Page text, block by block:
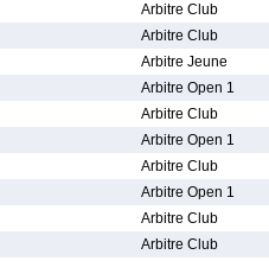
Arbitre Club
Arbitre Club
Arbitre Jeune
Arbitre Open 1
Arbitre Club
Arbitre Open 1
Arbitre Club
Arbitre Open 1
Arbitre Club
Arbitre Club